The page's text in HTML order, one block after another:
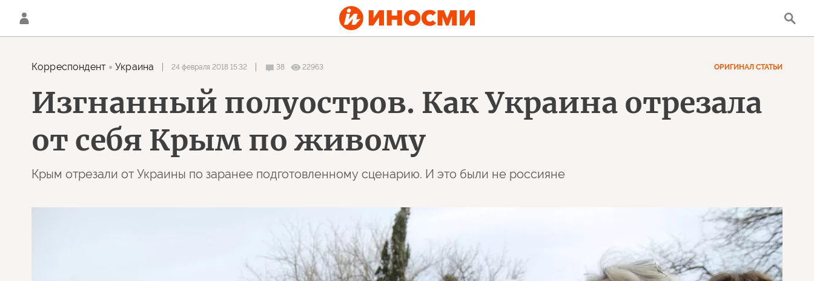
Корреспондент Украина 24 февраля 2018 15:32 38 22963 ОРИГИНАЛ СТАТЬИ
Изгнанный полуостров. Как Украина отрезала
от себя Крым по живому
Крым отрезали от Украины по заранее подготовленному сценарию. И это были не россияне